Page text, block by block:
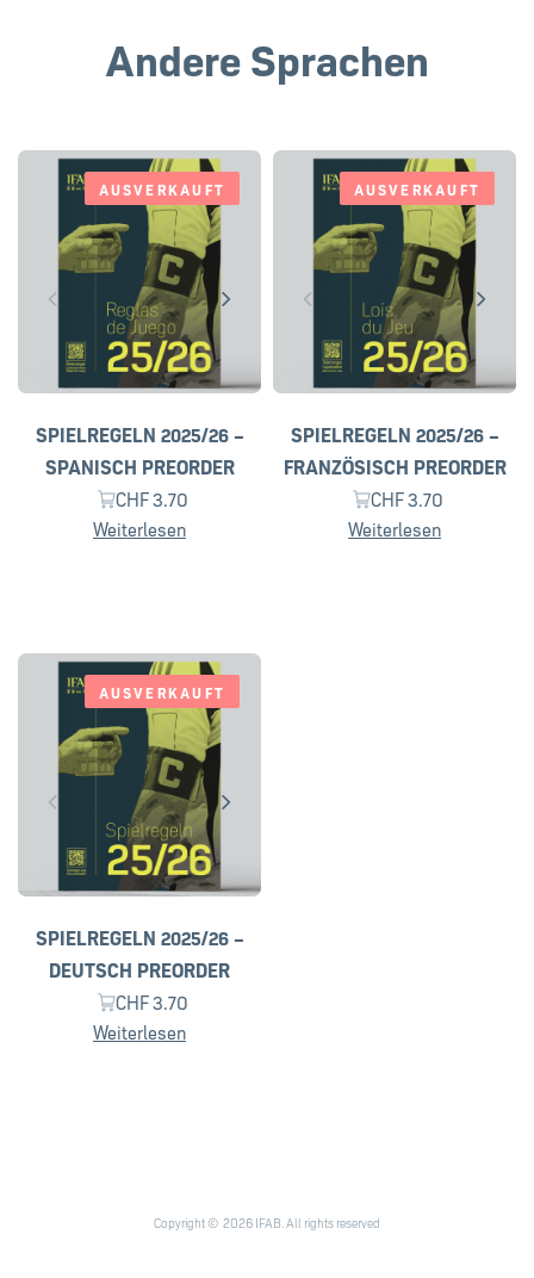
Andere Sprachen
AUSVERKAUFT
SPIELREGELN 2025/26 –
SPANISCH PREORDER
CHF3.70
Weiterlesen
AUSVERKAUFT
SPIELREGELN 2025/26 –
FRANZÖSISCH PREORDER
CHF3.70
Weiterlesen
AUSVERKAUFT
SPIELREGELN 2025/26 –
DEUTSCH PREORDER
CHF3.70
Weiterlesen
Copyright © 2026 IFAB. All rights reserved